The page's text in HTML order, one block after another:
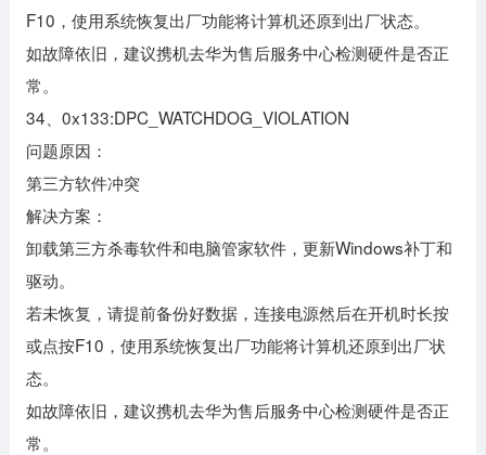
F10，使用系统恢复出厂功能将计算机还原到出厂状态。
如故障依旧，建议携机去华为售后服务中心检测硬件是否正
常。
34、0x133:DPC_WATCHDOG_VIOLATION
问题原因：
第三方软件冲突
解决方案：
卸载第三方杀毒软件和电脑管家软件，更新Windows补丁和
驱动。
若未恢复，请提前备份好数据，连接电源然后在开机时长按
或点按F10，使用系统恢复出厂功能将计算机还原到出厂状
态。
如故障依旧，建议携机去华为售后服务中心检测硬件是否正
常。